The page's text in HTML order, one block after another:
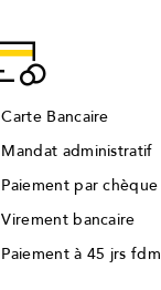
Carte Bancaire
Mandat administratif
Paiement par chèque
Virement bancaire
Paiement à 45 jrs fdm